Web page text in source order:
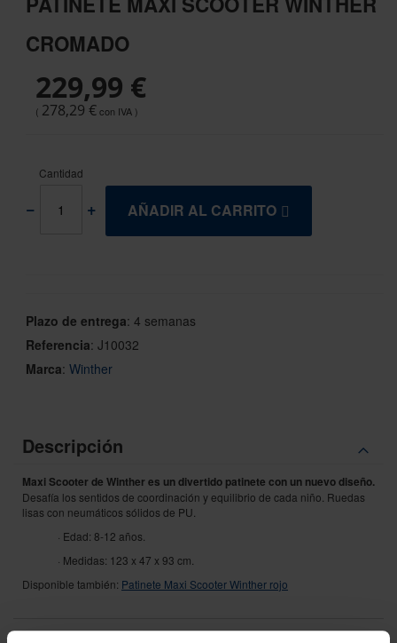
the
images
gallery
CROMADO
229,99 €
278,29 €
Cantidad
AÑADIR AL CARRITO
Plazo de entrega: 4 semanas
Referencia: J10032
Marca: Winther
Descripción
Maxi Scooter de Winther es un divertido patinete con un nuevo diseño.
Desafía los sentidos de coordinación y equilibrio de cada niño. Ruedas
lisas con neumáticos sólidos de PU.
· Edad: 8-12 años.
· Medidas: 123 x 47 x 93 cm.
Disponible también: Patinete Maxi Scooter Winther rojo